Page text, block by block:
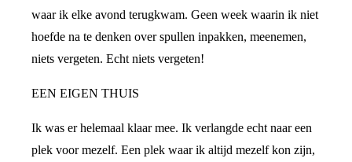
waar ik elke avond terugkwam. Geen week waarin ik niet
hoefde na te denken over spullen inpakken, meenemen,
niets vergeten. Echt niets vergeten!
EEN EIGEN THUIS
Ik was er helemaal klaar mee. Ik verlangde echt naar een
plek voor mezelf. Een plek waar ik altijd mezelf kon zijn,